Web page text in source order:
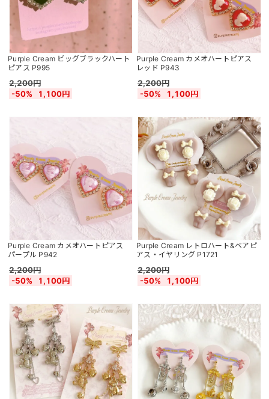
Purple Cream ビッグブラックハート
ピアス P995
2,200円
-50%
1,100円
Purple Cream カメオハートピアス
レッド P943
2,200円
-50%
1,100円
Purple Cream カメオハートピアス
パープル P942
2,200円
-50%
1,100円
Purple Cream レトロハート&ベアピ
アス・イヤリング P1721
2,200円
-50%
1,100円